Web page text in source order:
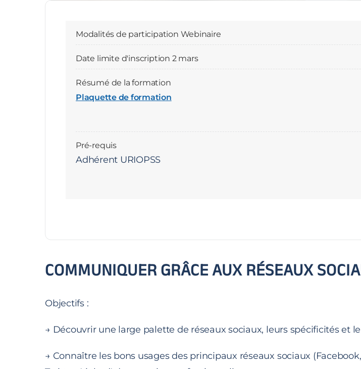
COMMUNIQUER GRÂCE AUX RÉSEAUX
Objectifs :
→ Découvrir une large palette de réseaux sociaux, leurs spécificités et
→ Connaître les bons usages des principaux réseaux sociaux
Modalités de participation Webinaire
Date limite d'inscription 2 mars
Résumé de la formation
Plaquette de formation
Pré-requis
Adhérent URIOPSS